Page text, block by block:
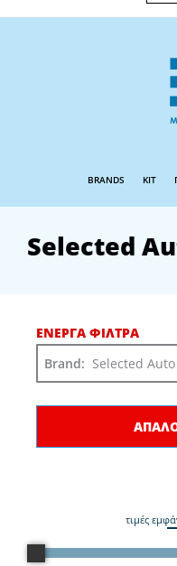
BRANDS KIT
Selected
ΕΝΕΡΓΑ ΦΙΛΤΡΑ
Brand: Selected
τιμές